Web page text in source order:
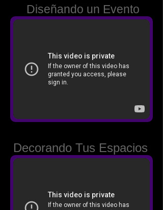
Diseñando un Evento
Decorando Tus Espacios